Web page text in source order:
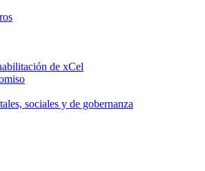
de xCel
sociales y de gobernanza